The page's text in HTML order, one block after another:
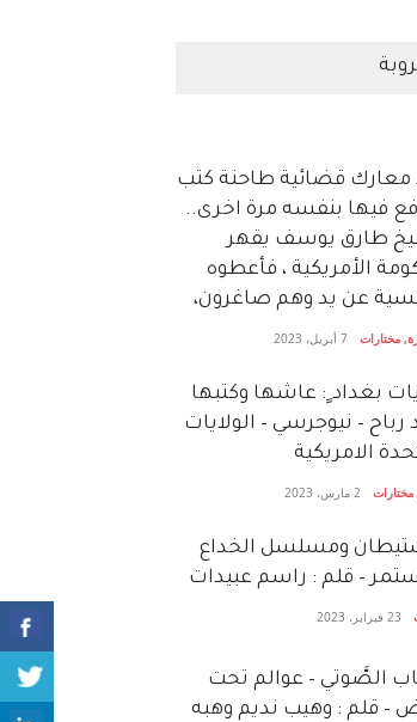
معارك قضائية طاحنة كتب
فيها بنفسه مرة اخرى..
طارق يوسف يقهر
الأمريكية ، فأعطوه
عن يد وهم صاغرون،
, مختارات 7 أبريل، 2023
بغداد ٍ: عاشها وكتبها
رباح – نيوجرسي – الولايات
الامريكية
مختارات 2 مارس، 2023
ومسلسل الخداع
– قلم : راسم عبيدات
23 فبراير، 2023
الصَّوتي – عوالم تحت
– قلم : وهيب نديم وهبه